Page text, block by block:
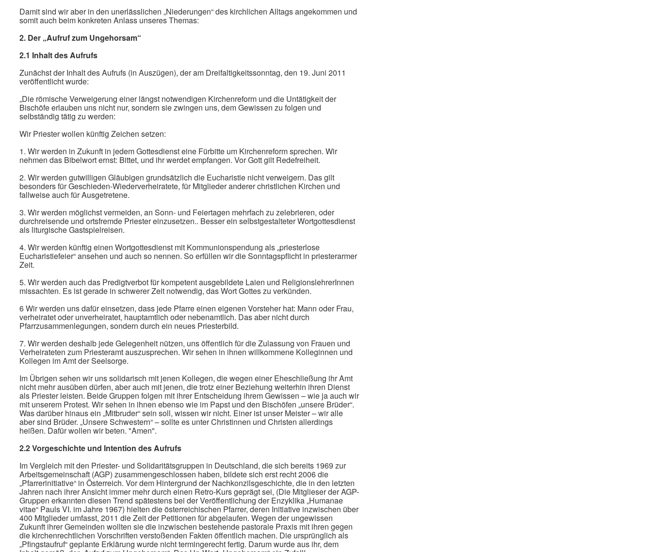
Damit sind wir aber in den unerlässlichen „Niederungen“ des kirchlichen Alltags angekommen und
somit auch beim konkreten Anlass unseres Themas:
2. Der „Aufruf zum Ungehorsam“
2.1 Inhalt des Aufrufs
Zunächst der Inhalt des Aufrufs (in Auszügen), der am Dreifaltigkeitssonntag, den 19. Juni 2011
veröffentlicht wurde:
„Die römische Verweigerung einer längst notwendigen Kirchenreform und die Untätigkeit der
Bischöfe erlauben uns nicht nur, sondern sie zwingen uns, dem Gewissen zu folgen und
selbständig tätig zu werden:
Wir Priester wollen künftig Zeichen setzen:
1. Wir werden in Zukunft in jedem Gottesdienst eine Fürbitte um Kirchenreform sprechen. Wir
nehmen das Bibelwort ernst: Bittet, und ihr werdet empfangen. Vor Gott gilt Redefreiheit.
2. Wir werden gutwilligen Gläubigen grundsätzlich die Eucharistie nicht verweigern. Das gilt
besonders für Geschieden-Wiederverheiratete, für Mitglieder anderer christlichen Kirchen und
fallweise auch für Ausgetretene.
3. Wir werden möglichst vermeiden, an Sonn- und Feiertagen mehrfach zu zelebrieren, oder
durchreisende und ortsfremde Priester einzusetzen.. Besser ein selbstgestalteter Wortgottesdienst
als liturgische Gastspielreisen.
4. Wir werden künftig einen Wortgottesdienst mit Kommunionspendung als „priesterlose
Eucharistiefeier“ ansehen und auch so nennen. So erfüllen wir die Sonntagspflicht in priesterarmer
Zeit.
5. Wir werden auch das Predigtverbot für kompetent ausgebildete Laien und ReligionslehrerInnen
missachten. Es ist gerade in schwerer Zeit notwendig, das Wort Gottes zu verkünden.
6 Wir werden uns dafür einsetzen, dass jede Pfarre einen eigenen Vorsteher hat: Mann oder Frau,
verheiratet oder unverheiratet, hauptamtlich oder nebenamtlich. Das aber nicht durch
Pfarrzusammenlegungen, sondern durch ein neues Priesterbild.
7. Wir werden deshalb jede Gelegenheit nützen, uns öffentlich für die Zulassung von Frauen und
Verheirateten zum Priesteramt auszusprechen. Wir sehen in ihnen willkommene Kolleginnen und
Kollegen im Amt der Seelsorge.
Im Übrigen sehen wir uns solidarisch mit jenen Kollegen, die wegen einer Eheschließung ihr Amt
nicht mehr ausüben dürfen, aber auch mit jenen, die trotz einer Beziehung weiterhin ihren Dienst
als Priester leisten. Beide Gruppen folgen mit ihrer Entscheidung ihrem Gewissen – wie ja auch wir
mit unserem Protest. Wir sehen in ihnen ebenso wie im Papst und den Bischöfen „unsere Brüder“.
Was darüber hinaus ein „Mitbruder“ sein soll, wissen wir nicht. Einer ist unser Meister – wir alle
aber sind Brüder. „Unsere Schwestern“ – sollte es unter Christinnen und Christen allerdings
heißen. Dafür wollen wir beten. "Amen".
2.2 Vorgeschichte und Intention des Aufrufs
Im Vergleich mit den Priester- und Solidaritätsgruppen in Deutschland, die sich bereits 1969 zur
Arbeitsgemeinschaft (AGP) zusammengeschlossen haben, bildete sich erst recht 2006 die
„Pfarrerinitiative“ in Österreich. Vor dem Hintergrund der Nachkonzilsgeschichte, die in den letzten
Jahren nach ihrer Ansicht immer mehr durch einen Retro-Kurs geprägt sei, (Die Mitglieser der AGP-
Gruppen erkannten diesen Trend spätestens bei der Veröffentlichung der Enzyklika „Humanae
vitae“ Pauls VI. im Jahre 1967) hielten die österreichischen Pfarrer, deren Initiative inzwischen über
400 Mitglieder umfasst, 2011 die Zeit der Petitionen für abgelaufen. Wegen der ungewissen
Zukunft ihrer Gemeinden wollten sie die inzwischen bestehende pastorale Praxis mit ihren gegen
die kirchenrechtlichen Vorschriften verstoßenden Fakten öffentlich machen. Die ursprünglich als
„Pfingstaufruf“ geplante Erklärung wurde nicht termingerecht fertig. Darum wurde aus ihr, dem